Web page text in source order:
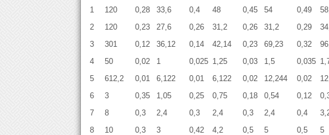
1
120 0,28 33,6 0,4 48 0,45 54 0,49
2
120 0,23 27,6 0,26 31,2 0,26 31,2 0,29
3
301 0,12 36,12 0,14 42,14 0,23 69,23 0,32
4
50 0,02 1 0,025 1,25 0,03 1,5 0,035
5
612,2 0,01 6,122 0,01 6,122 0,02 12,244 0,02
6
3 0,35 1,05 0,25 0,75 0,18 0,54 0,12
7
8 0,3 2,4 0,3 2,4 0,3 2,4 0,4
8
10 0,3 3 0,42 4,2 0,5 5 0,5 5